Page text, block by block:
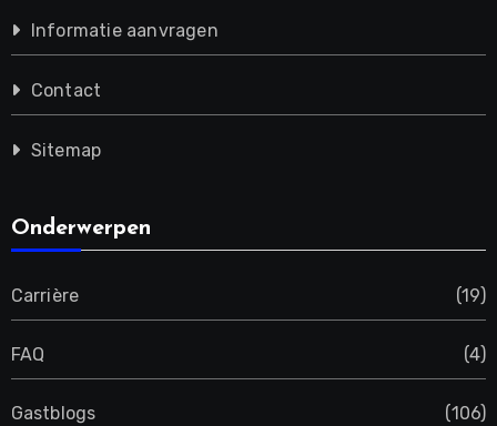
Informatie aanvragen
Contact
Sitemap
Onderwerpen
Carrière (19)
FAQ (4)
Gastblogs (106)